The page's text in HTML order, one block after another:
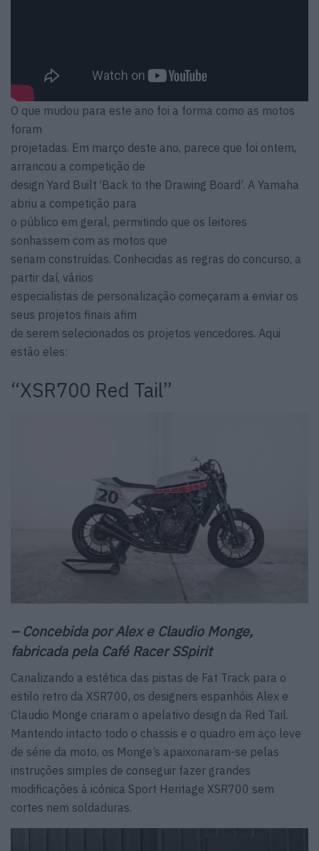
O que mudou para este ano foi a forma como as motos
foram
projetadas. Em março deste ano, parece que foi ontem,
arrancou a competição de
design Yard Built ‘Back to the Drawing Board’. A Yamaha
abriu a competição para
o público em geral, permitindo que os leitores
sonhassem com as motos que
seriam construídas. Conhecidas as regras do concurso, a
partir daí, vários
especialistas de personalização começaram a enviar os
seus projetos finais afim
de serem selecionados os projetos vencedores. Aqui
estão eles:
“XSR700 Red Tail”
– Concebida por Alex e Claudio Monge,
fabricada pela Café Racer SSpirit
Canalizando a estética das pistas de Fat Track para o
estilo retro da XSR700, os designers espanhóis Alex e
Claudio Monge criaram o apelativo design da Red Tail.
Mantendo intacto todo o chassis e o quadro em aço leve
de série da moto, os Monge’s apaixonaram-se pelas
instruções simples de conseguir fazer grandes
modificações à icónica Sport Heritage XSR700 sem
cortes nem soldaduras.